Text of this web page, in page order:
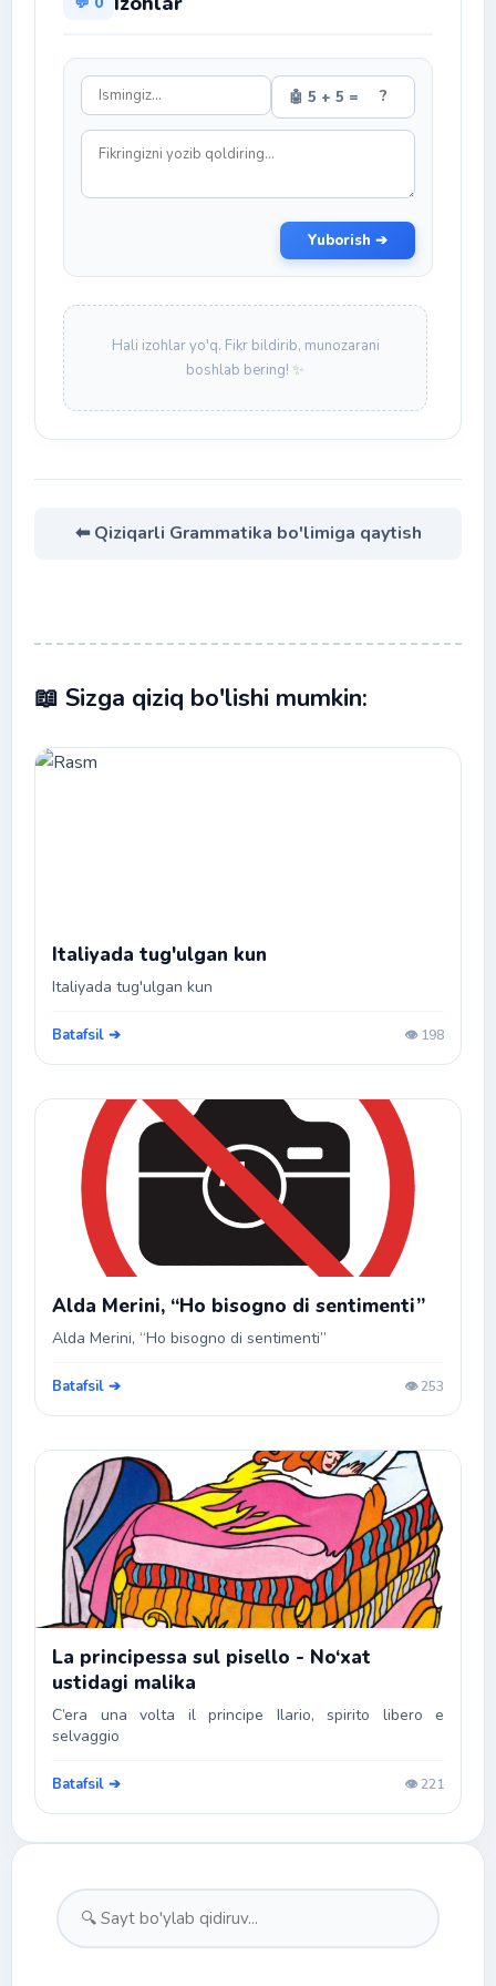
🤖 5 + 5 =
Yuborish ➔
Hali izohlar yo'q. Fikr bildirib, munozarani
boshlab bering! ✨
⬅ Qiziqarli Grammatika bo'limiga qaytish
📖 Sizga qiziq bo'lishi mumkin:
Italiyada tug'ulgan kun
Italiyada tug'ulgan kun
Batafsil ➔ 👁️ 198
Alda Merini, “Ho bisogno di sentimenti”
Alda Merini, “Ho bisogno di sentimenti”
Batafsil ➔ 👁️ 253
La principessa sul pisello - No‘xat
ustidagi malika
C’era una volta il principe Ilario, spirito libero e
selvaggio
Batafsil ➔ 👁️ 221